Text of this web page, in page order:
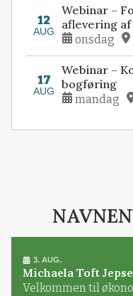
12
AUG
Webinar –
aflevering af
onsdag
17
AUG
Webinar –
bogføring
mandag
3. AUG.
Michaela Toft
Velkommen til